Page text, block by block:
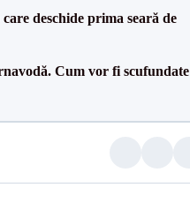
deschide prima seară de
Cum vor fi scufundate